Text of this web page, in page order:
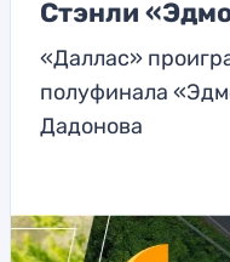
Стэнли
«Даллас»
полуфинала
Дадонова